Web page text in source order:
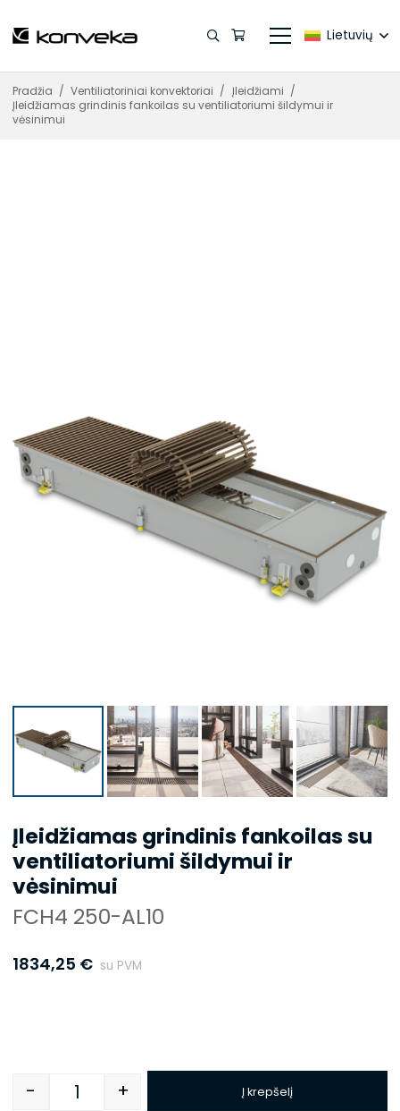
Lietuvių
Pradžia / Ventiliatoriniai konvektoriai / Įleidžiami /
Įleidžiamas grindinis fankoilas su ventiliatoriumi šildymui ir
vėsinimui
Įleidžiamas grindinis fankoilas su
ventiliatoriumi šildymui ir
vėsinimui
FCH4 250-AL10
1834,25 € su PVM
Quantity
- + Į krepšelį